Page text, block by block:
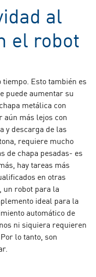
al
el robot
Esto también es
puede aumentar su
metálica con
aún más lejos con
y descarga de las
requiere mucho
de chapa pesadas- es
hay tareas más
en otras
un robot para la
ideal para la
automático de
ni siquiera requieren
lo tanto, son